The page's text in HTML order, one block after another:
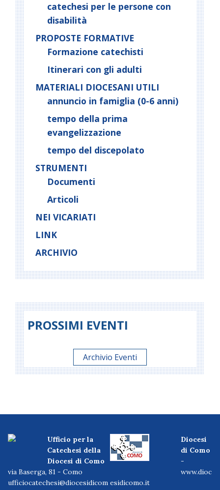
catechesi per le persone con
disabilità
PROPOSTE FORMATIVE
Formazione catechisti
Itinerari con gli adulti
MATERIALI DIOCESANI UTILI
annuncio in famiglia (0-6 anni)
tempo della prima
evangelizzazione
tempo del discepolato
STRUMENTI
Documenti
Articoli
NEI VICARIATI
LINK
ARCHIVIO
PROSSIMI EVENTI
Archivio Eventi
Ufficio per la
Catechesi della
Diocesi di Como
via Baserga, 81 - Como
ufficiocatechesi@diocesidicom
Diocesi
di Como
-
www.dioc
esidicomo.it